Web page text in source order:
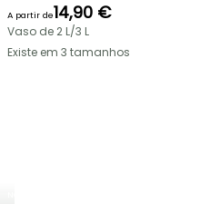
A partir de14,90 €
Vaso de 2 L/3 L
Existe em 3 tamanhos